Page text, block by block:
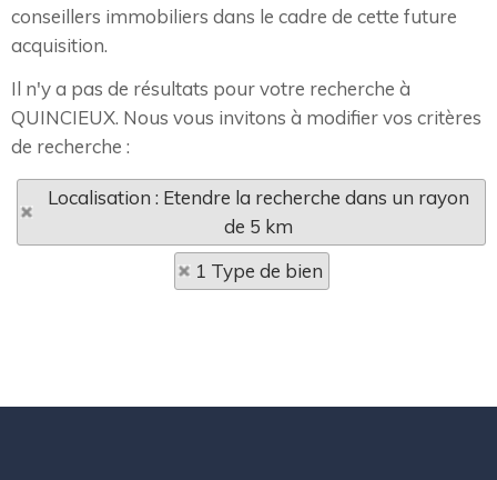
conseillers immobiliers dans le cadre de cette future
acquisition.
Il n'y a pas de résultats pour votre recherche à
QUINCIEUX. Nous vous invitons à modifier vos critères
de recherche :
Localisation : Etendre la recherche dans un rayon
de 5 km
1 Type de bien